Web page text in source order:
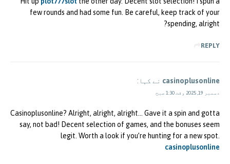
few rounds and had some fun. Be careful, keep track of your
spending, alright?
REPLY
casinoplusonline نے کہا:
دسمبر 19, 2025 وقت 1:30 صبح
Casinoplusonline? Alright, alright, alright… Gave it a spin and gotta
say, not bad! Decent selection of games, and the bonuses seem
legit. Worth a look if you’re hunting for a new spot.
casinoplusonline